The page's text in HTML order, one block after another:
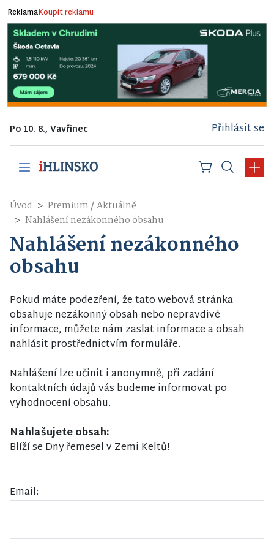
ReklamaKoupit reklamu
Po 10. 8., Vavřinec Přihlásit se
Úvod Premium/Aktuálně
Nahlášení nezákonného obsahu
Nahlášení nezákonného
obsahu
Pokud máte podezření, že tato webová stránka
obsahuje nezákonný obsah nebo nepravdivé
informace, můžete nám zaslat informace a obsah
nahlásit prostřednictvím formuláře.
Nahlášení lze učinit i anonymně, při zadání
kontaktních údajů vás budeme informovat po
vyhodnocení obsahu.
Nahlašujete obsah:
Blíží se Dny řemesel v Zemi Keltů!
Email: